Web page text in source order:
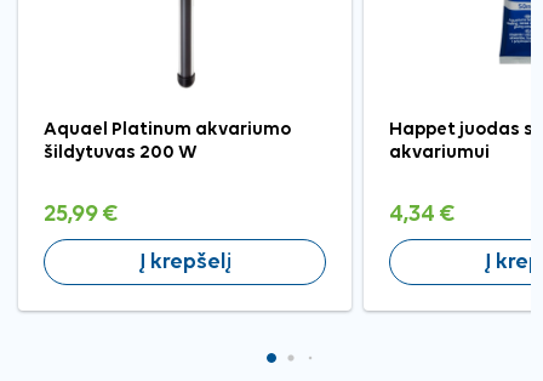
Aquael Platinum akvariumo
šildytuvas 200 W
25,99 €
Į krepšelį
Happet juodas
akvariumui
4,34 €
Į